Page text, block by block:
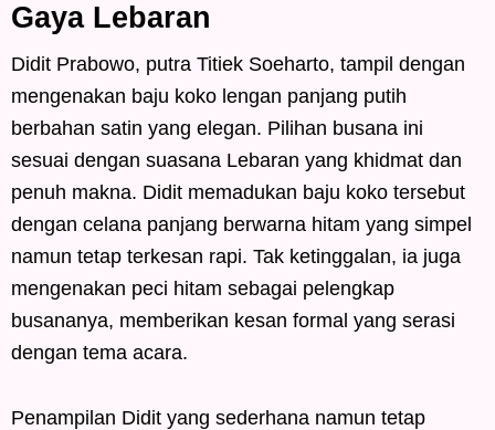
Gaya Lebaran
Didit Prabowo, putra Titiek Soeharto, tampil dengan
mengenakan baju koko lengan panjang putih
berbahan satin yang elegan. Pilihan busana ini
sesuai dengan suasana Lebaran yang khidmat dan
penuh makna. Didit memadukan baju koko tersebut
dengan celana panjang berwarna hitam yang simpel
namun tetap terkesan rapi. Tak ketinggalan, ia juga
mengenakan peci hitam sebagai pelengkap
busananya, memberikan kesan formal yang serasi
dengan tema acara.
Penampilan Didit yang sederhana namun tetap